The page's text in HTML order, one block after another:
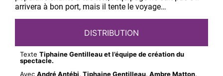
arrivera à bon port, mais il tente le voyage…
DISTRIBUTION
Texte Tiphaine Gentilleau et l’équipe de création du
spectacle.
Avec André Antébi, Tiphaine Gentilleau, Ambre Matton,